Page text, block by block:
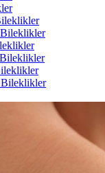
Bileklikler
Bileklikler
Bileklikler